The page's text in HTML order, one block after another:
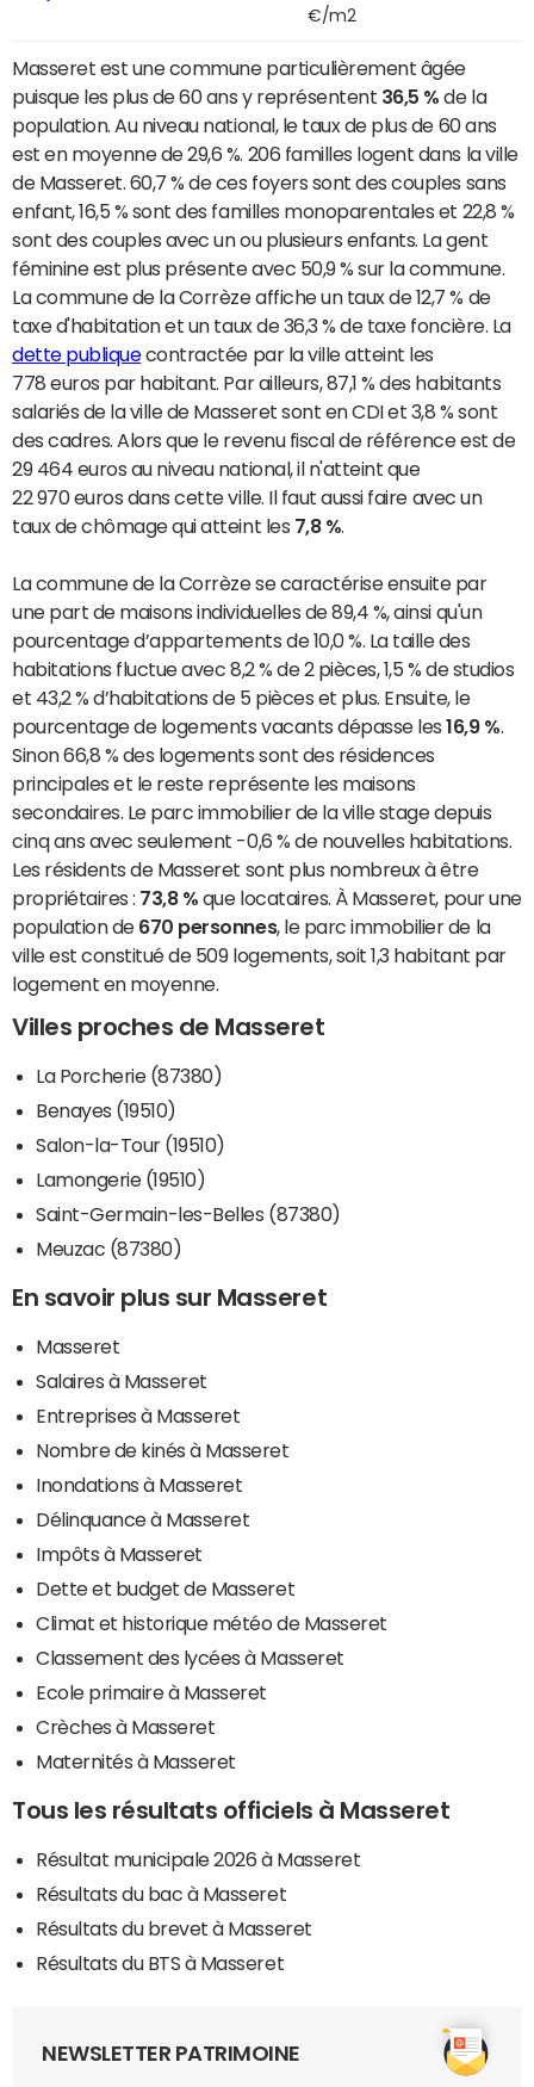
€/m2
Masseret est une commune particulièrement âgée
puisque les plus de 60 ans y représentent 36,5 % de la
population. Au niveau national, le taux de plus de 60 ans
est en moyenne de 29,6 %. 206 familles logent dans la ville
de Masseret. 60,7 % de ces foyers sont des couples sans
enfant, 16,5 % sont des familles monoparentales et 22,8 %
sont des couples avec un ou plusieurs enfants. La gent
féminine est plus présente avec 50,9 % sur la commune.
La commune de la Corrèze affiche un taux de 12,7 % de
taxe d'habitation et un taux de 36,3 % de taxe foncière. La
dette publiquecontractée par la ville atteint les
778 euros par habitant. Par ailleurs, 87,1 % des habitants
salariés de la ville de Masseret sont en CDI et 3,8 % sont
des cadres. Alors que le revenu fiscal de référence est de
29 464 euros au niveau national, il n'atteint que
22 970 euros dans cette ville. Il faut aussi faire avec un
taux de chômage qui atteint les 7,8 %
La commune de la Corrèze se caractérise ensuite par
une part de maisons individuelles de 89,4 %, ainsi qu'un
pourcentage d’appartements de 10,0 %. La taille des
habitations fluctue avec 8,2 % de 2 pièces, 1,5 % de studios
et 43,2 % d’habitations de 5 pièces et plus. Ensuite, le
pourcentage de logements vacants dépasse les16,9 %
Sinon 66,8 % des logements sont des résidences
principales et le reste représente les maisons
secondaires. Le parc immobilier de la ville stage depuis
cinq ans avec seulement -0,6 % de nouvelles habitations.
Les résidents de Masseret sont plus nombreux à être
propriétaires : 73,8 % que locataires. À Masseret, pour une
population de 670 personnes, le parc immobilier de la
ville est constitué de 509 logements, soit 1,3 habitant par
logement en moyenne.
Villes proches de Masseret
La Porcherie (87380)
Benayes (19510)
Salon-la-Tour (19510)
Lamongerie (19510)
Saint-Germain-les-Belles (87380)
Meuzac (87380)
En savoir plus sur Masseret
Masseret
Salaires à Masseret
Entreprises à Masseret
Nombre de kinés à Masseret
Inondations à Masseret
Délinquance à Masseret
Impôts à Masseret
Dette et budget de Masseret
Climat et historique météo de Masseret
Classement des lycées à Masseret
Ecole primaire à Masseret
Crèches à Masseret
Maternités à Masseret
Tous les résultats officiels à Masseret
Résultat municipale 2026 à Masseret
Résultats du bac à Masseret
Résultats du brevet à Masseret
Résultats du BTS à Masseret
NEWSLETTER PATRIMOINE